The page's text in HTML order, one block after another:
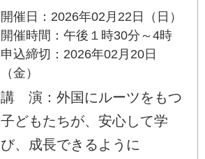
開催日：2026年02月22日（日）
開催時間：午後１時30分～4時
申込締切：2026年02月20日
（金）
講 演：外国にルーツをもつ
子どもたちが、安心して学
び、成長できるように